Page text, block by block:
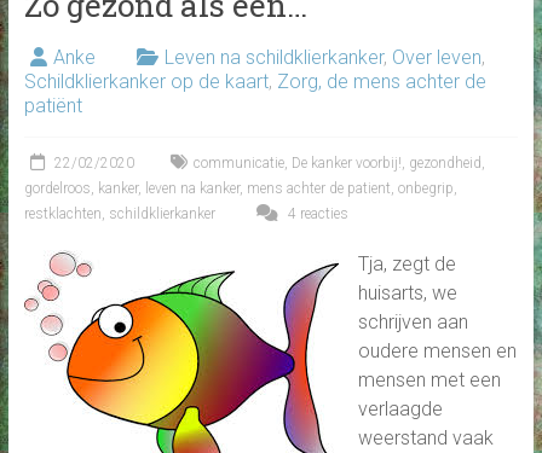
Anke Leven na schildklierkanker, Over leven,
Schildklierkanker op de kaart, Zorg, de mens achter de
patiënt
22/02/2020 communicatie, De kanker voorbij! gezondheid
gordelroos
kanker, leven na kanker, mens achter de patient onbegrip
restklachten schildklierkanker 4 reacties
Tja, zegt de
huisarts, we
schrijven aan
oudere mensen en
mensen met een
verlaagde
weerstand vaak